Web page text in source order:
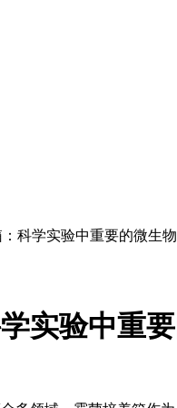
科学实验中重要的微生
实验中重